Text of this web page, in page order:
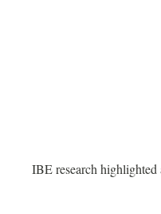
IBE research